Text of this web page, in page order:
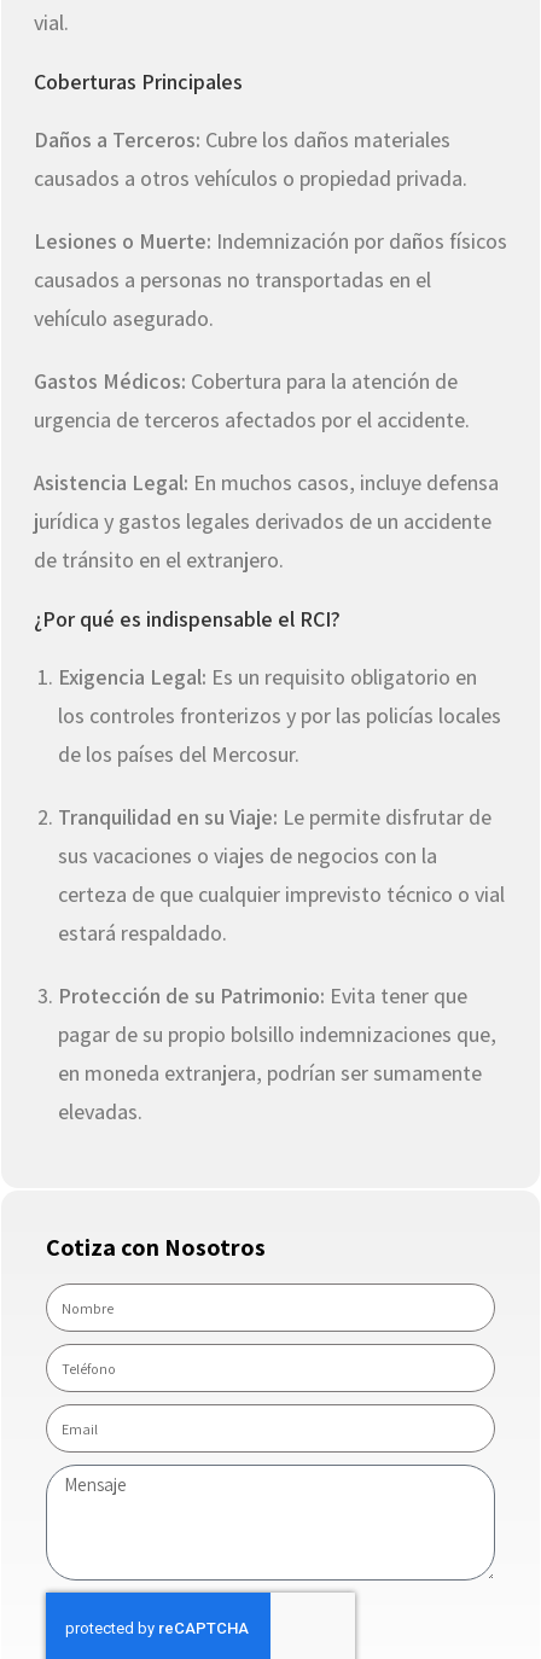
vial.
Coberturas Principales
Daños a Terceros: Cubre los daños materiales
causados a otros vehículos o propiedad privada.
Lesiones o Muerte: Indemnización por daños físicos
causados a personas no transportadas en el
vehículo asegurado.
Gastos Médicos: Cobertura para la atención de
urgencia de terceros afectados por el accidente.
Asistencia Legal: En muchos casos, incluye defensa
jurídica y gastos legales derivados de un accidente
de tránsito en el extranjero.
¿Por qué es indispensable el RCI?
Exigencia Legal: Es un requisito obligatorio en
los controles fronterizos y por las policías locales
de los países del Mercosur.
Tranquilidad en su Viaje: Le permite disfrutar de
sus vacaciones o viajes de negocios con la
certeza de que cualquier imprevisto técnico o vial
estará respaldado.
Protección de su Patrimonio: Evita tener que
pagar de su propio bolsillo indemnizaciones que,
en moneda extranjera, podrían ser sumamente
elevadas.
Cotiza con Nosotros